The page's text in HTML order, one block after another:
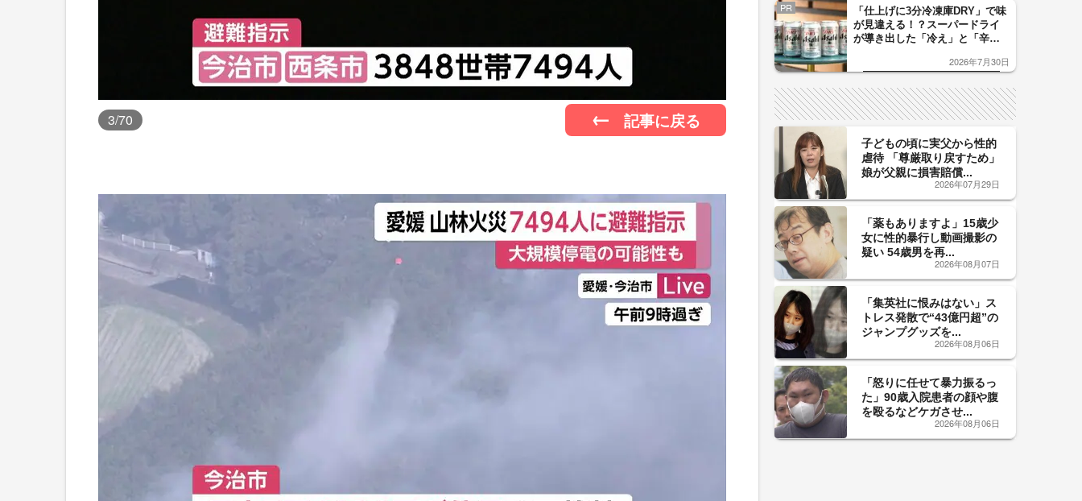
3/70 記事に戻る
PR
「仕上げに3分冷凍庫DRY」で味
が見違える！？スーパードライ
が導き出した「冷え」と「辛
した「辛口カーブ」が飲み頃の
2026年7月30日
子どもの頃に実父から性的
虐待 「尊厳取り戻すため」
娘が父親に損害賠償...
2026年07月29日
「薬もありますよ」15歳少
女に性的暴行し動画撮影の
疑い 54歳男を再...
2026年08月07日
「集英社に恨みはない」ス
トレス発散で“43億円超”の
ジャンプグッズを...
2026年08月06日
「怒りに任せて暴力振るっ
た」90歳入院患者の顔や腹
を殴るなどケガさせ...
2026年08月06日